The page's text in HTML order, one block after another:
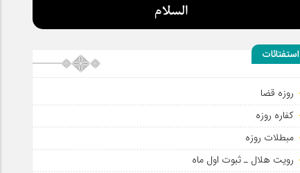
السلام
استفتائات
روزه قضا
کفاره روزه
مبطلات روزه
رویت هلال ـ ثبوت اول ماه